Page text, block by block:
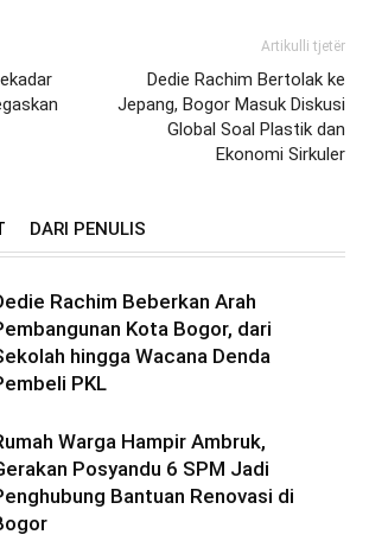
Artikulli tjetër
Dedie Rachim Bertolak ke
Jepang, Bogor Masuk Diskusi
Global Soal Plastik dan
Ekonomi Sirkuler
DARI PENULIS
Rachim Beberkan Arah
Kota Bogor, dari
hingga Wacana Denda
PKL
Warga Hampir Ambruk,
Posyandu 6 SPM Jadi
Bantuan Renovasi di